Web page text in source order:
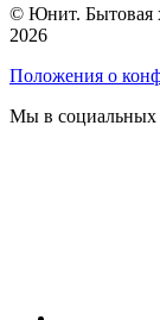
© Юнит. Бытовая
2026
Положения о
Мы в социальных